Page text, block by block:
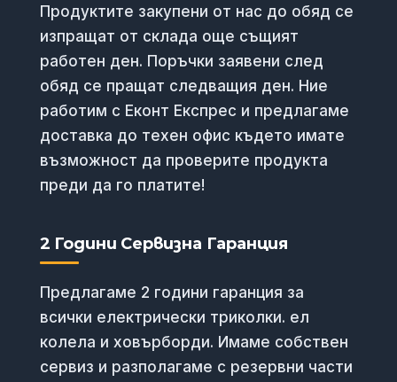
Продуктите закупени от нас до обяд се
изпращат от склада още същият
работен ден. Поръчки заявени след
обяд се пращат следващия ден. Ние
работим с Еконт Експрес и предлагаме
доставка до техен офис където имате
възможност да проверите продукта
преди да го платите!
2 Години Сервизна Гаранция
Предлагаме 2 години гаранция за
всички електрически триколки. ел
колела и ховърборди. Имаме собствен
сервиз и разполагаме с резервни части